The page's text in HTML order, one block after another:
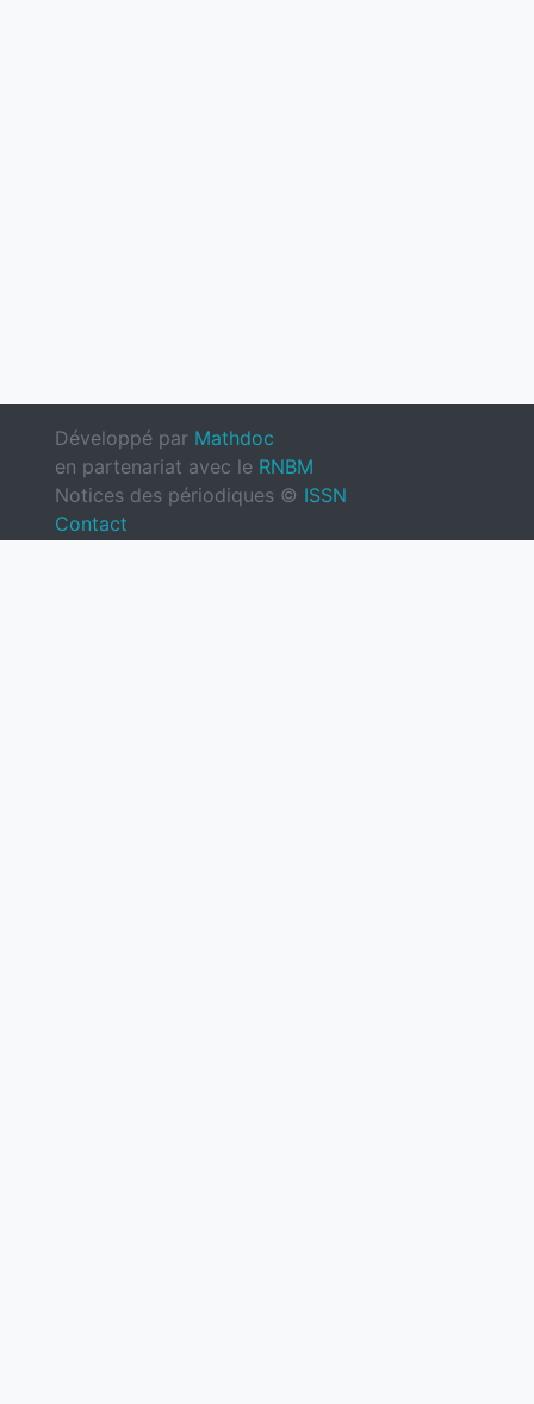
Développé par Mathdoc
en partenariat avec le RNBM
Notices des périodiques © ISSN
Contact